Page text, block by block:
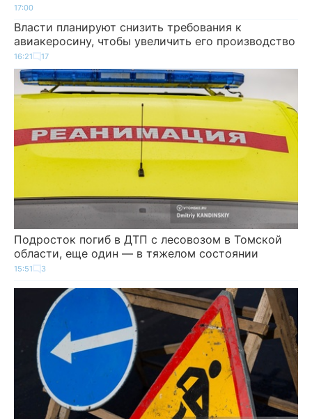
17:00
Власти планируют снизить требования к
авиакеросину, чтобы увеличить его производство
16:21 17
Подросток погиб в ДТП с лесовозом в Томской
области, еще один — в тяжелом состоянии
15:51 3